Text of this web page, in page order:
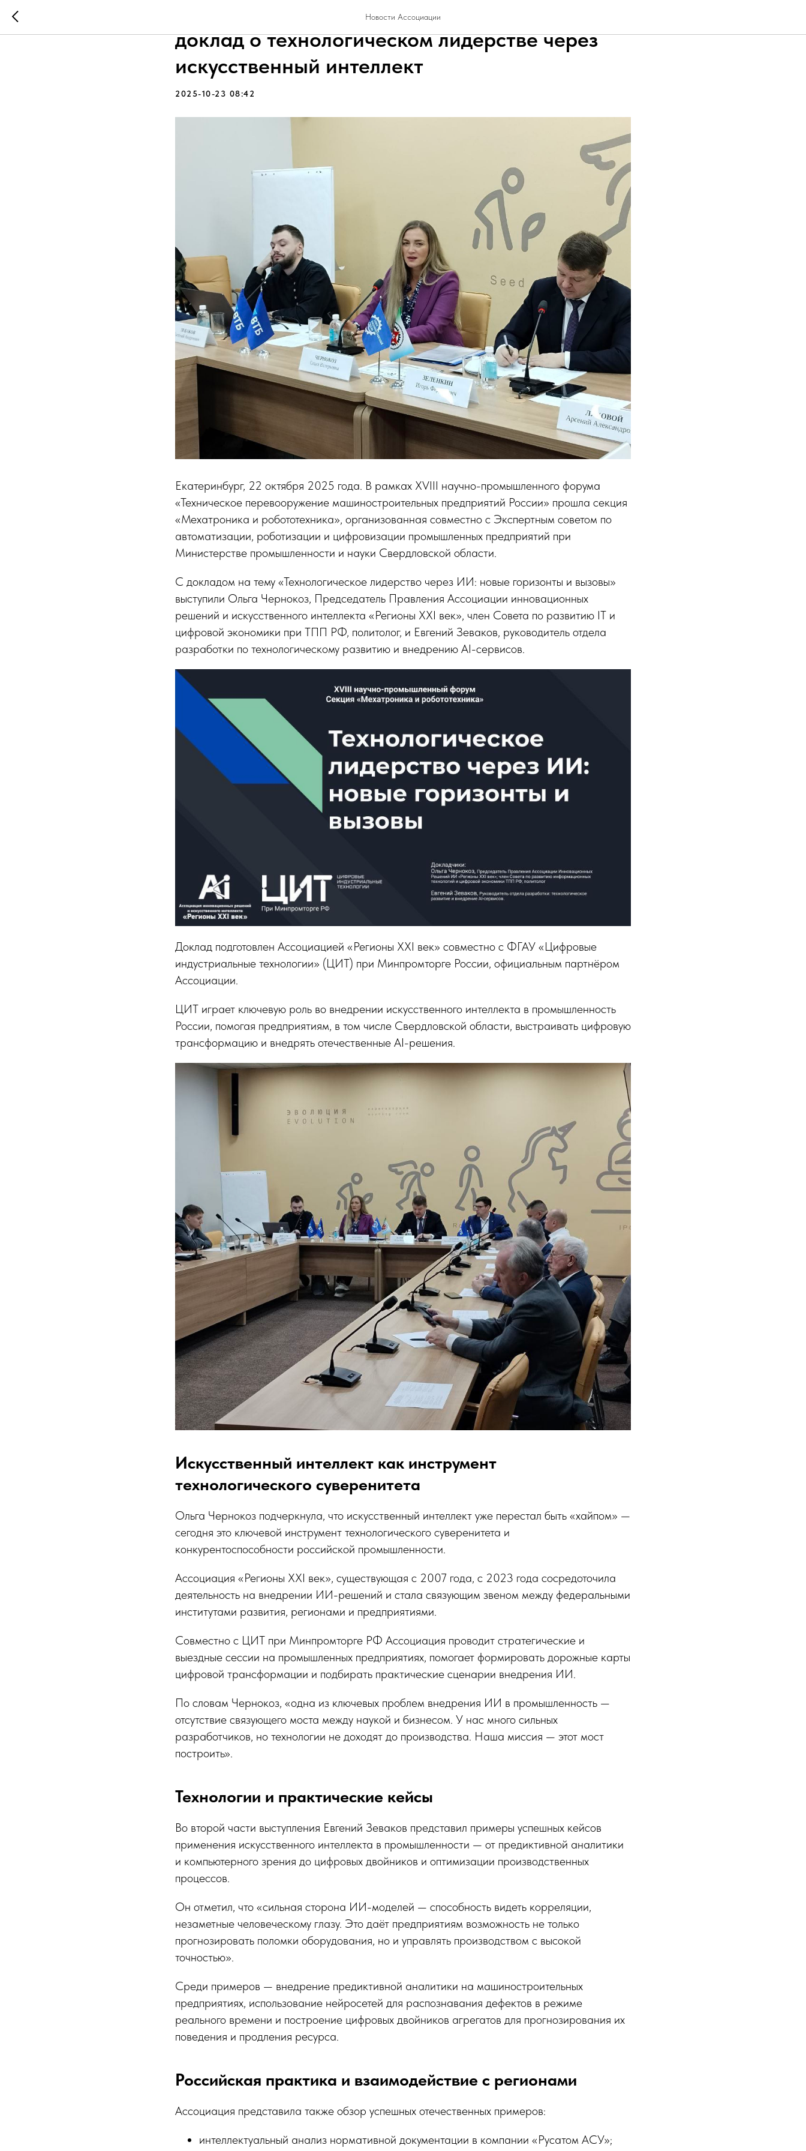
Новости Ассоциации
Ассоциация «Регионы XXI век» представила
доклад о технологическом лидерстве через
искусственный интеллект
2025-10-23 08:42
Екатеринбург, 22 октября 2025 года. В рамках XVIII научно-промышленного форума
«Техническое перевооружение машиностроительных предприятий России» прошла секция
«Мехатроника и робототехника», организованная совместно с Экспертным советом по
автоматизации, роботизации и цифровизации промышленных предприятий при
Министерстве промышленности и науки Свердловской области.
С докладом на тему «Технологическое лидерство через ИИ: новые горизонты и вызовы»
выступили Ольга Чернокоз, Председатель Правления Ассоциации инновационных
решений и искусственного интеллекта «Регионы XXI век», член Совета по развитию IT и
цифровой экономики при ТПП РФ, политолог, и Евгений Зеваков, руководитель отдела
разработки по технологическому развитию и внедрению AI-сервисов.
Доклад подготовлен Ассоциацией «Регионы XXI век» совместно с ФГАУ «Цифровые
индустриальные технологии» (ЦИТ) при Минпромторге России, официальным партнёром
Ассоциации.
ЦИТ играет ключевую роль во внедрении искусственного интеллекта в промышленность
России, помогая предприятиям, в том числе Свердловской области, выстраивать цифровую
трансформацию и внедрять отечественные AI-решения.
Искусственный интеллект как инструмент
технологического суверенитета
Ольга Чернокоз подчеркнула, что искусственный интеллект уже перестал быть «хайпом» —
сегодня это ключевой инструмент технологического суверенитета и
конкурентоспособности российской промышленности.
Ассоциация «Регионы XXI век», существующая с 2007 года, с 2023 года сосредоточила
деятельность на внедрении ИИ-решений и стала связующим звеном между федеральными
институтами развития, регионами и предприятиями.
Совместно с ЦИТ при Минпромторге РФ Ассоциация проводит стратегические и
выездные сессии на промышленных предприятиях, помогает формировать дорожные карты
цифровой трансформации и подбирать практические сценарии внедрения ИИ.
По словам Чернокоз, «одна из ключевых проблем внедрения ИИ в промышленность —
отсутствие связующего моста между наукой и бизнесом. У нас много сильных
разработчиков, но технологии не доходят до производства. Наша миссия — этот мост
построить».
Технологии и практические кейсы
Во второй части выступления Евгений Зеваков представил примеры успешных кейсов
применения искусственного интеллекта в промышленности — от предиктивной аналитики
и компьютерного зрения до цифровых двойников и оптимизации производственных
процессов.
Он отметил, что «сильная сторона ИИ-моделей — способность видеть корреляции,
незаметные человеческому глазу. Это даёт предприятиям возможность не только
прогнозировать поломки оборудования, но и управлять производством с высокой
точностью».
Среди примеров — внедрение предиктивной аналитики на машиностроительных
предприятиях, использование нейросетей для распознавания дефектов в режиме
реального времени и построение цифровых двойников агрегатов для прогнозирования их
поведения и продления ресурса.
Российская практика и взаимодействие с регионами
Ассоциация представила также обзор успешных отечественных примеров:
интеллектуальный анализ нормативной документации в компании «Русатом АСУ»;